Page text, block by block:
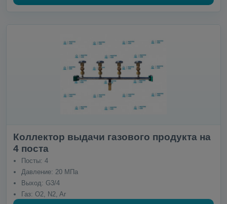
Коллектор выдачи газового продукта на
4 поста
Посты: 4
Давление: 20 МПа
Выход: G3/4
Газ: O2, N2, Ar